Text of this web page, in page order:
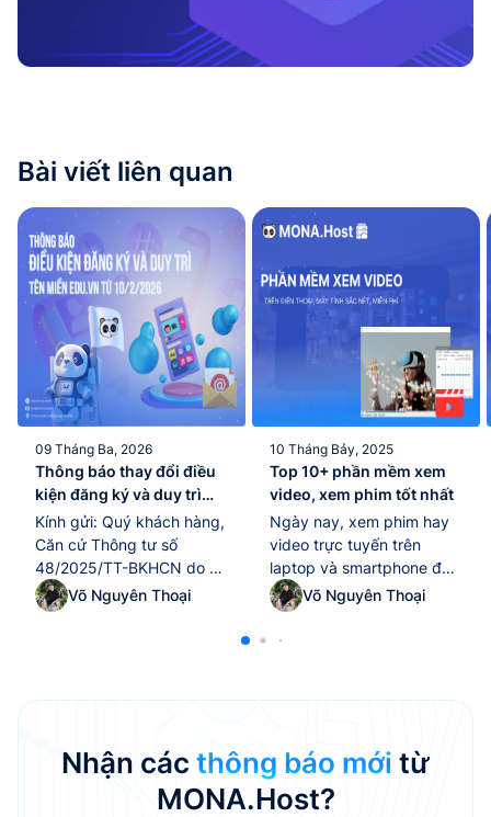
Bài viết liên quan
09 Tháng Ba, 2026
Thông báo thay đổi điều
kiện đăng ký và duy trì
tên miền “.edu.vn” kể từ
ngày 10/02/2026
Kính gửi: Quý khách hàng,
Căn cứ Thông tư số
48/2025/TT-BKHCN do Bộ
Khoa học và Công nghệ
ban hành ngày
dụng tài nguyên Internet
miền “.vn”, địa chỉ IP, ASN),
MONA Host...
Võ Nguyên Thoại
10 Tháng Bảy, 2025
Top 10+ phần mềm xem
video, xem phim tốt nhất
Ngày nay, xem phim hay
video trực tuyến trên
laptop và smartphone đã
trở thành thói quen giải trí
quen thuộc của nhiều
người. Tuy nhiên, để tận
lựa chọn một phần mềm
tố không thể thiếu.
Trong...
Võ Nguyên Thoại
Nhận các thông báo mới từ
MONA.Host?